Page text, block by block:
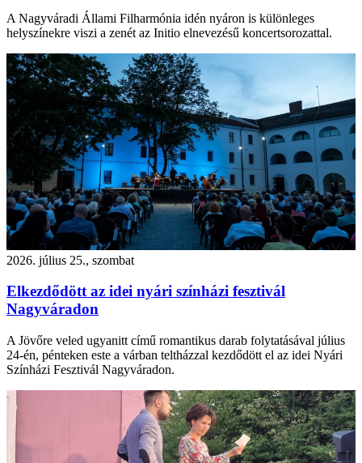
A Nagyváradi Állami Filharmónia idén nyáron is különleges
helyszínekre viszi a zenét az Initio elnevezésű koncertsorozattal.
2026. július 25., szombat
Elkezdődött az idei nyári színházi fesztivál
Nagyváradon
A Jövőre veled ugyanitt című romantikus darab folytatásával július
24-én, pénteken este a várban teltházzal kezdődött el az idei Nyári
Színházi Fesztivál Nagyváradon.